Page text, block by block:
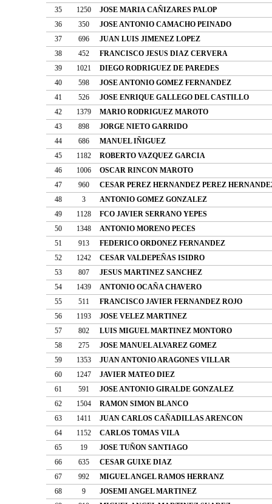
35
1250
JOSE MARIA CAÑIZARES PALOP
36
350
JOSE ANTONIO CAMACHO PEINADO
37
696
JUAN LUIS JIMENEZ LOPEZ
38
452
FRANCISCO JESUS DIAZ CERVERA
39
1021
DIEGO RODRIGUEZ DE PAREDES
40
598
JOSE ANTONIO GOMEZ FERNANDEZ
41
526
JOSE ENRIQUE GALLEGO DEL CASTILLO
42
1379
MARIO RODRIGUEZ MAROTO
43
898
JORGE NIETO GARRIDO
44
686
MANUEL IÑIGUEZ
45
1182
ROBERTO VAZQUEZ GARCIA
46
1006
OSCAR RINCON MAROTO
47
960
CESAR PEREZ HERNANDEZ PEREZ
48
3
ANTONIO GOMEZ GONZALEZ
49
1128
FCO JAVIER SERRANO YEPES
50
1348
ANTONIO MORENO PECES
51
913
FEDERICO ORDONEZ FERNANDEZ
52
1242
CESAR VALDEPEÑAS ISIDRO
53
807
JESUS MARTINEZ SANCHEZ
54
1439
ANTONIO OCAÑA CHAVERO
55
511
FRANCISCO JAVIER FERNANDEZ ROJO
56
1193
JOSE VELEZ MARTINEZ
57
802
LUIS MIGUEL MARTINEZ MONTORO
58
275
JOSE MANUEL ALVAREZ GOMEZ
59
1353
JUAN ANTONIO ARAGONES VILLAR
60
1247
JAVIER MATEO DIEZ
61
591
JOSE ANTONIO GIRALDE GONZALEZ
62
1504
RAMON SIMON BLANCO
63
1411
JUAN CARLOS CAÑADILLAS ARENCON
64
1152
CARLOS TOMAS VILA
65
19
JOSE TUÑON SANTIAGO
66
635
CESAR GUIXE DIAZ
67
992
MIGUEL ANGEL RAMOS HERRANZ
68
9
JOSEMI ANGEL MARTINEZ